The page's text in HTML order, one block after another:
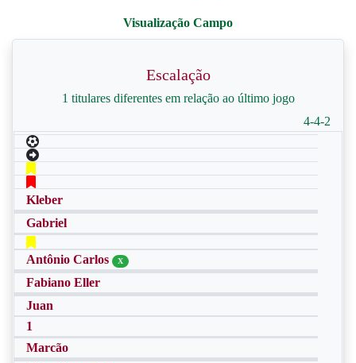
Escalação
1 titulares diferentes em relação ao último jogo
4-4-2
Kleber
Gabriel
Antônio Carlos X
Fabiano Eller
Juan
1
Marcão